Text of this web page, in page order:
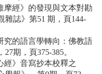
摩經》的發現與文本對勘
雜誌》第51 期，頁144-
究的語言學轉向：佛教語
期，頁375-385。
經》音寫抄本校釋之